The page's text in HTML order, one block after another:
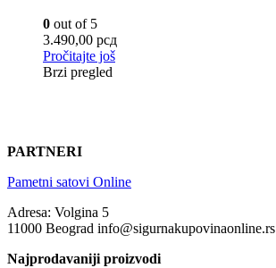
0 out of 5
3.490,00 рсд
Pročitajte još
Brzi pregled
PARTNERI
Pametni satovi Online
Adresa: Volgina 5
11000 Beograd info@sigurnakupovinaonline.rs
Najprodavaniji proizvodi